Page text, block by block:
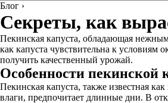
Блог ›
Секреты, как
Пекинская капуста, обладающая
как капуста чувствительна к
получить качественный урожай.
Особенности пекинской
Пекинская капуста, также известная
влаги, предпочитает длинные дни. В